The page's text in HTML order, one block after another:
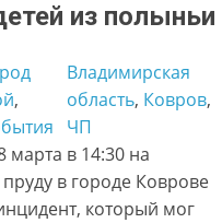
из полыньи
Владимирская
область, Ковров
ЧП
марта в 14:30 на
в городе Коврове
который мог